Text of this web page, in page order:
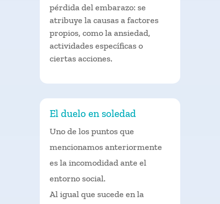
pérdida del embarazo: se
atribuye la causas a factores
propios, como la ansiedad,
actividades específicas o
ciertas acciones.
El duelo en soledad
Uno de los puntos que
mencionamos anteriormente
es la incomodidad ante el
entorno social.
Al igual que sucede en la